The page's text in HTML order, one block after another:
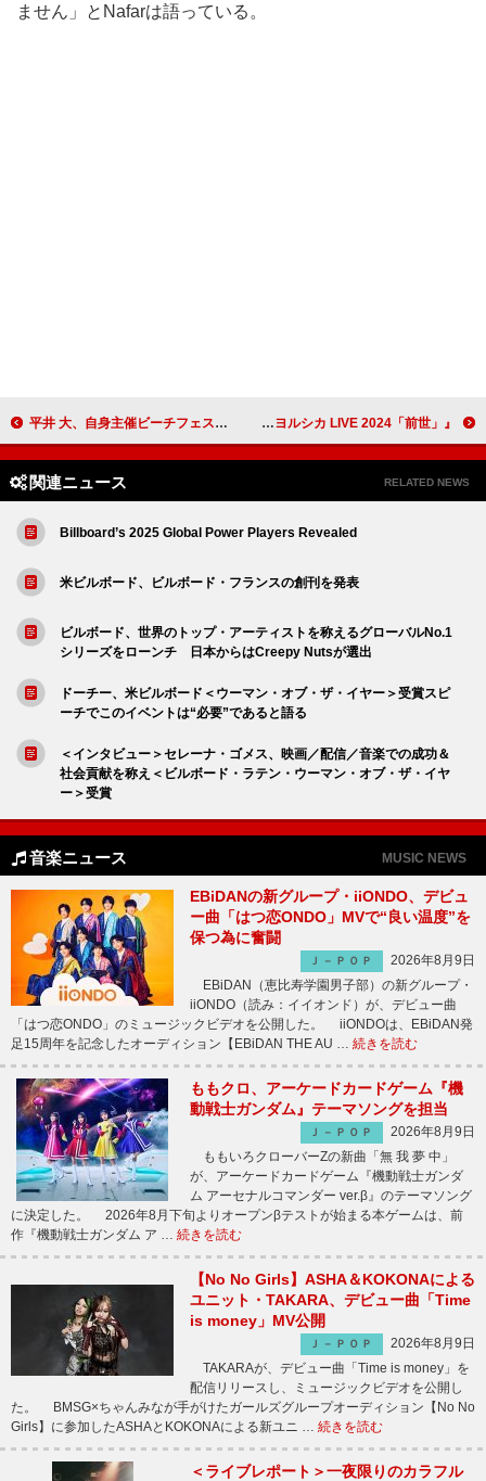
ません」とNafarは語っている。
平井 大、自身主催ビーチフェス【THE BEACH TRIP 2025】最終公演をYouTube生配信 『ヨルシカ LIVE 2024「前世」』プレミアム上映会、全国9劇場で7/5開催決定
関連ニュース RELATED NEWS
Billboard’s 2025 Global Power Players Revealed
米ビルボード、ビルボード・フランスの創刊を発表
ビルボード、世界のトップ・アーティストを称えるグローバルNo.1
シリーズをローンチ 日本からはCreepy Nutsが選出
ドーチー、米ビルボード＜ウーマン・オブ・ザ・イヤー＞受賞スピ
ーチでこのイベントは“必要”であると語る
＜インタビュー＞セレーナ・ゴメス、映画／配信／音楽での成功＆
社会貢献を称え＜ビルボード・ラテン・ウーマン・オブ・ザ・イヤ
ー＞受賞
音楽ニュース MUSIC NEWS
EBiDANの新グループ・iiONDO、デビュ
ー曲「はつ恋ONDO」MVで“良い温度”を
保つ為に奮闘
Ｊ－ＰＯＰ
2026年8月9日
EBiDAN（恵比寿学園男子部）の新グループ・
iiONDO（読み：イイオンド）が、デビュー曲
「はつ恋ONDO」のミュージックビデオを公開した。 iiONDOは、EBiDAN発
足15周年を記念したオーディション【EBiDAN THE AU … 続きを読む
ももクロ、アーケードカードゲーム『機
動戦士ガンダム』テーマソングを担当
Ｊ－ＰＯＰ
2026年8月9日
ももいろクローバーZの新曲「無 我 夢 中」
が、アーケードカードゲーム『機動戦士ガンダ
ム アーセナルコマンダー ver.β』のテーマソング
に決定した。 2026年8月下旬よりオープンβテストが始まる本ゲームは、前
作『機動戦士ガンダム ア … 続きを読む
【No No Girls】ASHA＆KOKONAによる
ユニット・TAKARA、デビュー曲「Time
is money」MV公開
Ｊ－ＰＯＰ
2026年8月9日
TAKARAが、デビュー曲「Time is money」を
配信リリースし、ミュージックビデオを公開し
た。 BMSG×ちゃんみなが手がけたガールズグループオーディション【No No
Girls】に参加したASHAとKOKONAによる新ユニ … 続きを読む
＜ライブレポート＞一夜限りのカラフル